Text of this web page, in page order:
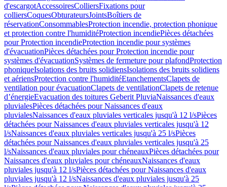
d'escargotAccessoiresColliersFixations pour
colliersCoquesObturateursJointsBoîtiers de
réservationConsommablesProtection incendie, protection phonique
et protection contre l'humiditéProtection incendiePièces détachées
pour Protection incendieProtection incendie pour systèmes
d'évacuationPièces détachées pour Protection incendie pour
systèmes d'évacuationSystèmes de fermeture pour plafondProtection
phoniqueIsolations des bruits solidiensIsolations des bruits solidiens
et aériensProtection contre l'humiditéEtanchementsClapets de
ventilation pour évacuationClapets de ventilationClapets de retenue
d’énergieEvacuation des toitures Geberit PluviaNaissances d'eaux
pluvialesPièces détachées pour Naissances d'eaux
pluvialesNaissances d'eaux pluviales verticales jusqu'à 12 l/sPièces
détachées pour Naissances d'eaux pluviales verticales jusqu'à 12
l/sNaissances d'eaux pluviales verticales jusqu'à 25 l/sPièces
détachées pour Naissances d'eaux pluviales verticales jusqu'à 25
l/sNaissances d'eaux pluviales pour chéneauxPièces détachées pour
Naissances d'eaux pluviales pour chéneauxNaissances d'eaux
pluviales jusqu'à 12 l/sPièces détachées pour Naissances d'eaux
pluviales jusqu'à 12 l/sNaissances d'eaux pluviales jusqu'à 25